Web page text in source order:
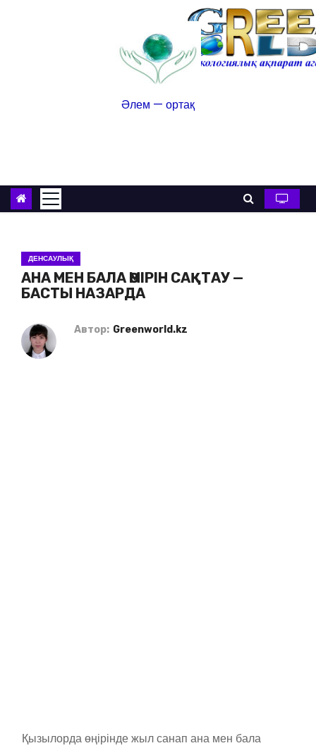
Әлем — ортақ
ДЕНСАУЛЫҚ
АНА МЕН БАЛА ӨМІРІН САҚТАУ —
БАСТЫ НАЗАРДА
Автор: Greenworld.kz
Қызылорда өңірінде жыл санап ана мен бала